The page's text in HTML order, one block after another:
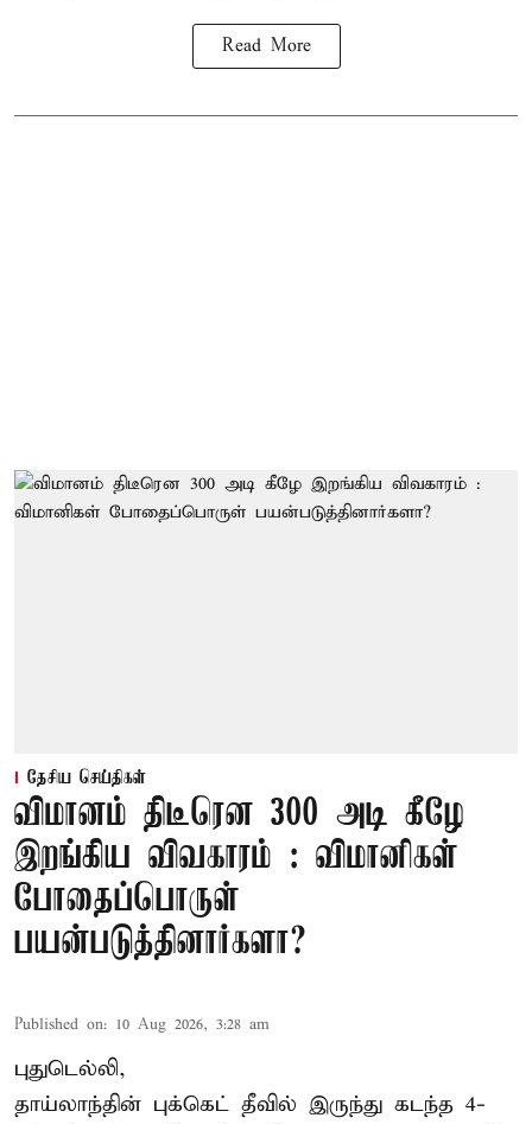
Read More
தேசிய செய்திகள்
விமானம் திடீரென 300 அடி கீழே
இறங்கிய விவகாரம் : விமானிகள்
போதைப்பொருள்
பயன்படுத்தினார்களா?
Published on: 10 Aug 2026, 3:28 am
புதுடெல்லி,
தாய்லாந்தின் புக்கெட் தீவில் இருந்து கடந்த 4-